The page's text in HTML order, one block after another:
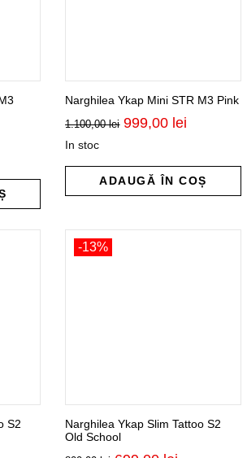
lei.
Narghilea Ykap Mini STR M3 Pink
1.100,00lei Prețul
fost:
1.100,00 lei.
999,00 lei
999,00 lei.
In stoc
ADAUGĂ ÎN COȘ
S2
-13%
Narghilea Ykap Slim Tattoo S2
Old School